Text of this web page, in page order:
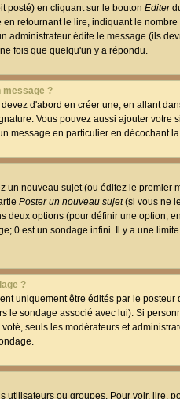
posté) en cliquant sur le bouton Editer
retournant le lire, indiquant le
administrateur édite le message (ils
fois que quelqu'un y a répondu.
message ?
d'abord en créer une, en allant
Vous pouvez aussi ajouter
message en particulier en décochant
un nouveau sujet (ou éditez le
Poster un nouveau sujet(si vous ne
deux options (pour définir une option,
0 est un sondage infini. Il y a une
?
uniquement être édités par le
le sondage associé avec lui). Si
seuls les modérateurs et
utilisateurs ou groupes. Pour voir, lire,